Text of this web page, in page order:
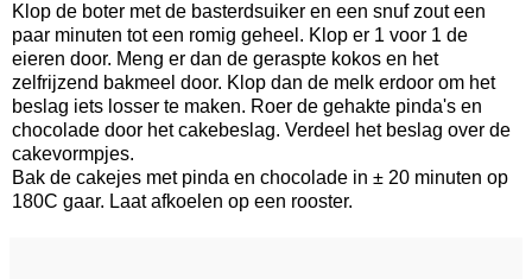
Klop de boter met de basterdsuiker en een snuf zout een
paar minuten tot een romig geheel. Klop er 1 voor 1 de
eieren door. Meng er dan de geraspte kokos en het
zelfrijzend bakmeel door. Klop dan de melk erdoor om het
beslag iets losser te maken. Roer de gehakte pinda's en
chocolade door het cakebeslag. Verdeel het beslag over de
cakevormpjes.
Bak de cakejes met pinda en chocolade in ± 20 minuten op
180C gaar. Laat afkoelen op een rooster.